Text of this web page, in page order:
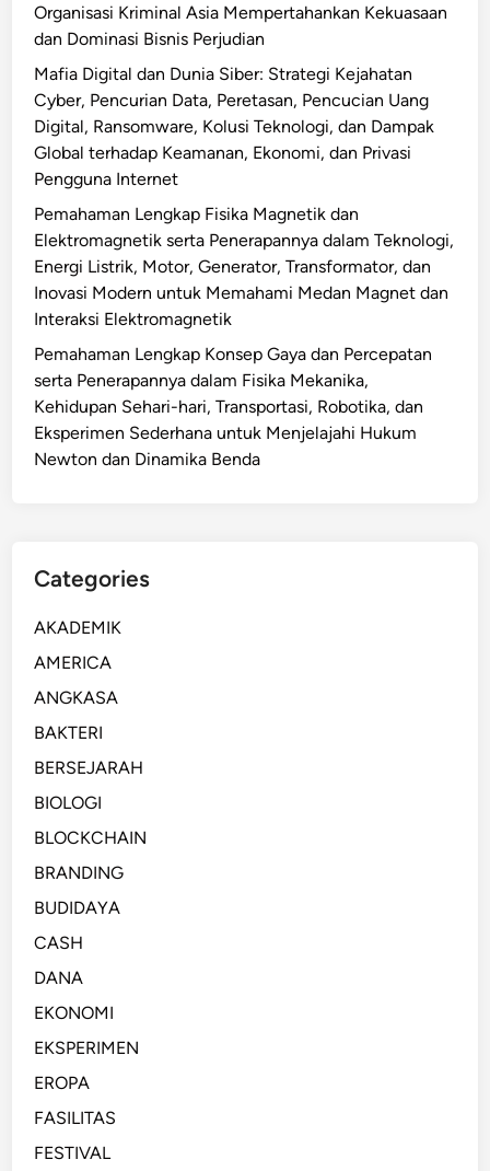
Organisasi Kriminal Asia Mempertahankan Kekuasaan
dan Dominasi Bisnis Perjudian
Mafia Digital dan Dunia Siber: Strategi Kejahatan
Cyber, Pencurian Data, Peretasan, Pencucian Uang
Digital, Ransomware, Kolusi Teknologi, dan Dampak
Global terhadap Keamanan, Ekonomi, dan Privasi
Pengguna Internet
Pemahaman Lengkap Fisika Magnetik dan
Elektromagnetik serta Penerapannya dalam Teknologi,
Energi Listrik, Motor, Generator, Transformator, dan
Inovasi Modern untuk Memahami Medan Magnet dan
Interaksi Elektromagnetik
Pemahaman Lengkap Konsep Gaya dan Percepatan
serta Penerapannya dalam Fisika Mekanika,
Kehidupan Sehari-hari, Transportasi, Robotika, dan
Eksperimen Sederhana untuk Menjelajahi Hukum
Newton dan Dinamika Benda
Categories
AKADEMIK
AMERICA
ANGKASA
BAKTERI
BERSEJARAH
BIOLOGI
BLOCKCHAIN
BRANDING
BUDIDAYA
CASH
DANA
EKONOMI
EKSPERIMEN
EROPA
FASILITAS
FESTIVAL